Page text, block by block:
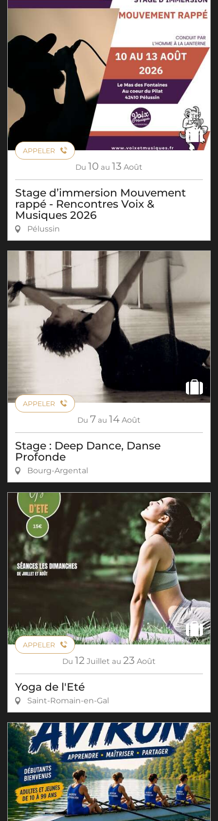
APPELER
Du 10 au 13 Août
Stage d’immersion Mouvement
rappé - Rencontres Voix &
Musiques 2026
Pélussin
APPELER
Du 7 au 14 Août
Stage : Deep Dance, Danse
Profonde
Bourg-Argental
APPELER
Du 12 Juillet au 23 Août
Yoga de l'Eté
Saint-Romain-en-Gal